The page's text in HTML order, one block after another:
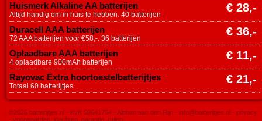
Huismerk Alkaline AA batterijen € 28,-
Altijd handig om in huis te hebben. 40 batterijen
Duracell AAA batterijen € 36,-
72 AAA batterijen voor €58,-. 36 batterijen
Oplaadbare AAA batterijen € 11,-
4 oplaadbare 900mAh batterijen
Rayovac Extra hoortoestelbatterijtjes € 21,-
Totaal 60 batterijtjes
©2026 batterijtjes.nl - KvK 59641754 - Alphen aan den Rijn - info@batterijtjes.nl - privacy
- voorwaarden, klachten, garantie, ruilen